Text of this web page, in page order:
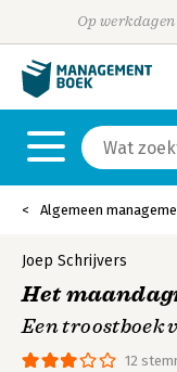
Op
Algemeen
12
Joep Schrijvers
Het
Een troostboek